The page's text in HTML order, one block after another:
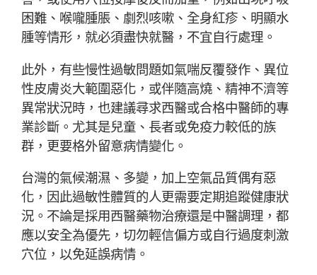
困難、喉嚨腫脹、劇烈咳嗽、全身紅疹、明顯水
腫等情形，就必須盡快就醫，不宜自行處理。
此外，有些慢性過敏問題如氣喘反覆發作、異位
性皮膚炎大範圍惡化，或伴隨高燒、精神不濟等
異常狀況時，也建議尋求西醫或合格中醫師的專
業診斷。尤其是兒童、長者或免疫力較低的族
群，更要格外留意病情變化。
台灣的氣候潮濕、多變，加上空氣品質偶有惡
化，因此過敏性體質的人更需要定期追蹤健康狀
況。不論是採用西醫藥物治療還是中醫調理，都
應以安全為優先，切勿輕信偏方或自行過度刺激
穴位，以免延誤病情。